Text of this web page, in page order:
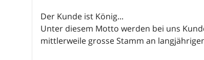
Der Kunde ist König...
Unter diesem Motto werden bei uns
mittlerweile grosse Stamm an